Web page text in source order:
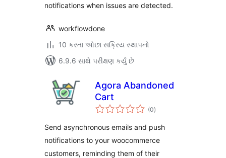
notifications when issues are detected.
workflowdone
10 કરતા ઓછા સક્રિય સ્થાપનો
6.9.6 સાથે પરીક્ષણ કર્યું છે
Agora Abandoned
Cart
(0કુલ
રેટિંગ્સ
)
Send asynchronous emails and push
notifications to your woocommerce
customers, reminding them of their